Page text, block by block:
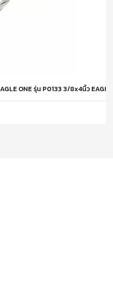
ONE รุ่น P0133 3/8x4นิ้ว EAGLE